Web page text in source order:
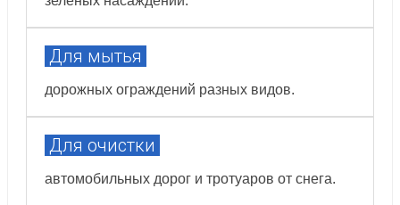
Для мытья
дорожных ограждений разных видов.
Для очистки
автомобильных дорог и тротуаров от снега.